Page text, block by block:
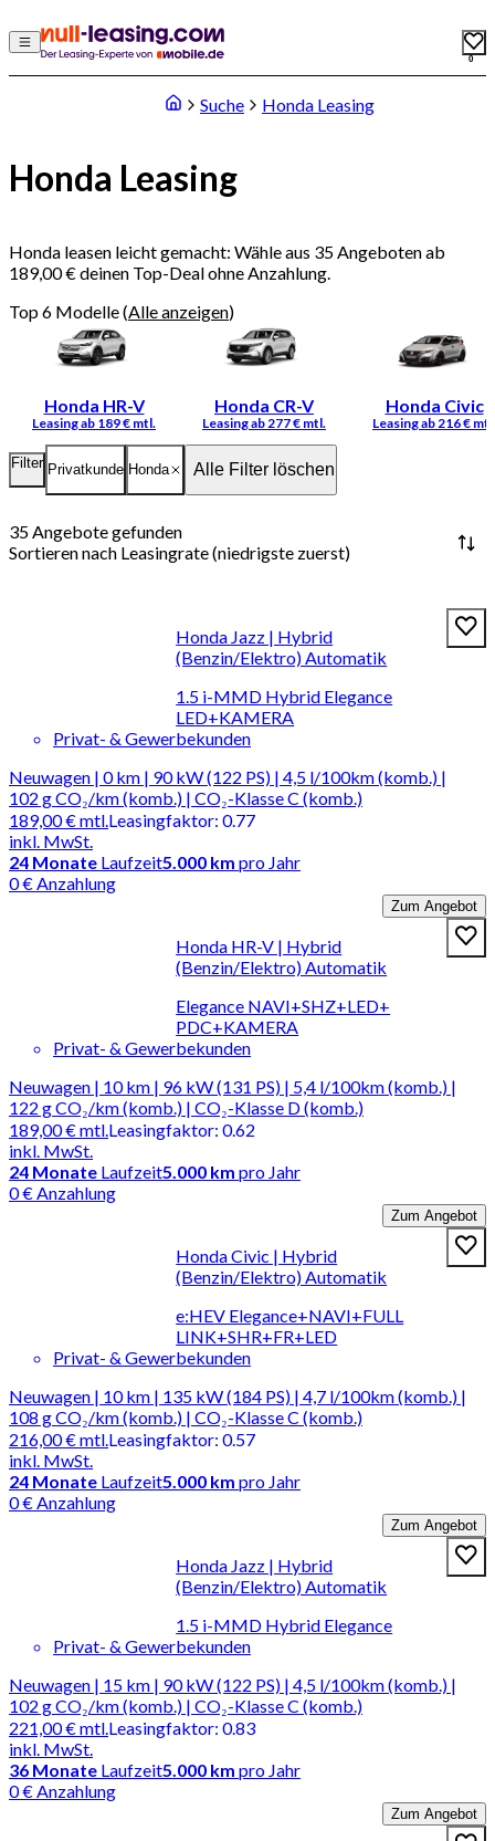
0
Suche Honda Leasing
Honda Leasing
Honda leasen leicht gemacht: Wähle aus 35 Angeboten ab
189,00 € deinen Top-Deal ohne Anzahlung.
Top 6 Modelle(Alle anzeigen)
Honda HR-V Honda CR-V Honda Civic
Filter Privatkunde Honda Alle Filter löschen
35Angebote gefunden
Sortieren nach Leasingrate (niedrigste zuerst)
Honda Jazz | Hybrid
(Benzin/Elektro) Automatik
1.5 i-MMD Hybrid Elegance
LED+KAMERA
Privat- & Gewerbekunden
Neuwagen | 0 km | 90 kW (122 PS) | 4,5 l/100km (komb.) |
102 g CO₂/km (komb.) | CO₂-Klasse C (komb.)
189,00 €mtl.
inkl. MwSt.
Leasingfaktor: 0.77
24 Monate Laufzeit5.000 km pro Jahr
0 € Anzahlung
Zum Angebot
Honda HR-V | Hybrid
(Benzin/Elektro) Automatik
Elegance NAVI+SHZ+LED+
PDC+KAMERA
Privat- & Gewerbekunden
Neuwagen | 10 km | 96 kW (131 PS) | 5,4 l/100km (komb.) |
122 g CO₂/km (komb.) | CO₂-Klasse D (komb.)
189,00 €mtl.
inkl. MwSt.
Leasingfaktor: 0.62
24 Monate Laufzeit5.000 km pro Jahr
0 € Anzahlung
Zum Angebot
Honda Civic | Hybrid
(Benzin/Elektro) Automatik
e:HEV Elegance+NAVI+FULL
LINK+SHR+FR+LED
Privat- & Gewerbekunden
Neuwagen | 10 km | 135 kW (184 PS) | 4,7 l/100km (komb.) |
108 g CO₂/km (komb.) | CO₂-Klasse C (komb.)
216,00 €mtl.
inkl. MwSt.
Leasingfaktor: 0.57
24 Monate Laufzeit5.000 km pro Jahr
0 € Anzahlung
Zum Angebot
Honda Jazz | Hybrid
(Benzin/Elektro) Automatik
1.5 i-MMD Hybrid Elegance
Privat- & Gewerbekunden
Neuwagen | 15 km | 90 kW (122 PS) | 4,5 l/100km (komb.) |
102 g CO₂/km (komb.) | CO₂-Klasse C (komb.)
221,00 €mtl.
inkl. MwSt.
Leasingfaktor: 0.83
36 Monate Laufzeit5.000 km pro Jahr
0 € Anzahlung
Zum Angebot